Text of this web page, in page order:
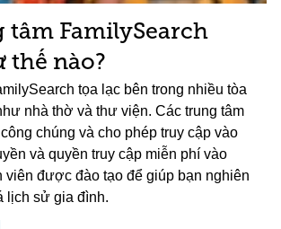
tâm FamilySearch
thế nào?
tọa lạc bên trong nhiều tòa
nhà thờ và thư viện. Các trung tâm
chúng và cho phép truy cập vào
và quyền truy cập miễn phí vào
viên được đào tạo để giúp bạn nghiên
lịch sử gia đình.